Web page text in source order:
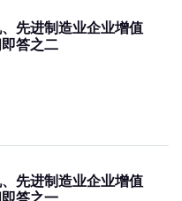
先进制造业企业增值
答之二
先进制造业企业增值
答之一